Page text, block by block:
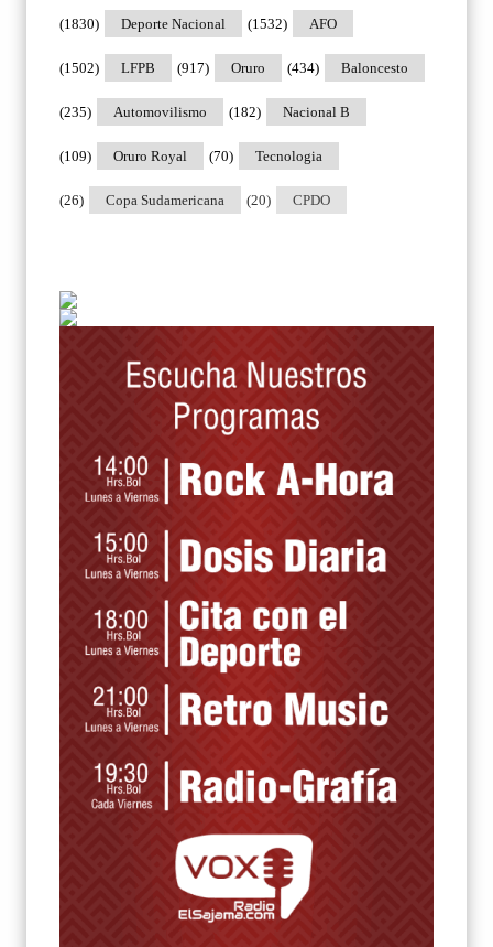
Deporte Nacional
(1830) AFO
(1532)
LFPB
(1502) Oruro
(917) Baloncesto
(434)
Automovilismo
(235) Nacional B
(182)
Oruro Royal
(109) Tecnologia
(70)
Copa Sudamericana
(26) CPDO
(20)